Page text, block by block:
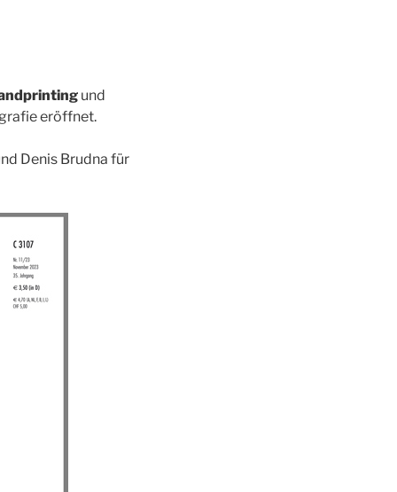
und
eröffnet.
Denis Brudna für